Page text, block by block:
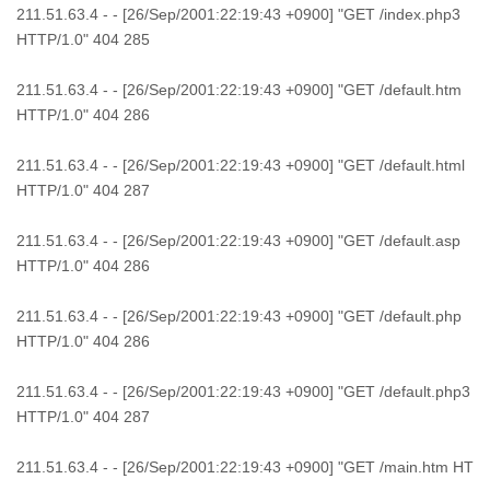
211.51.63.4 - - [26/Sep/2001:22:19:43 +0900] "GET /index.php3
HTTP/1.0" 404 285
211.51.63.4 - - [26/Sep/2001:22:19:43 +0900] "GET /default.htm
HTTP/1.0" 404 286
211.51.63.4 - - [26/Sep/2001:22:19:43 +0900] "GET /default.html
HTTP/1.0" 404 287
211.51.63.4 - - [26/Sep/2001:22:19:43 +0900] "GET /default.asp
HTTP/1.0" 404 286
211.51.63.4 - - [26/Sep/2001:22:19:43 +0900] "GET /default.php
HTTP/1.0" 404 286
211.51.63.4 - - [26/Sep/2001:22:19:43 +0900] "GET /default.php3
HTTP/1.0" 404 287
211.51.63.4 - - [26/Sep/2001:22:19:43 +0900] "GET /main.htm HT